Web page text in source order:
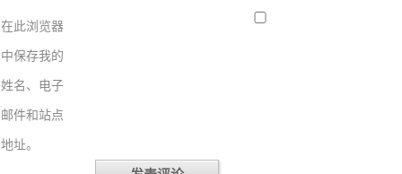
在此浏览器
中保存我的
姓名、电子
邮件和站点
地址。